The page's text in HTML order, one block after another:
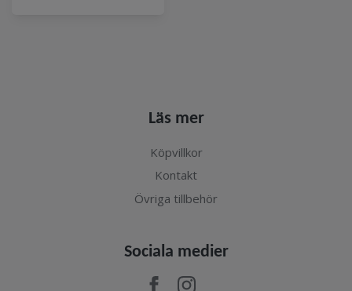
Läs mer
Köpvillkor
Kontakt
Övriga tillbehör
Sociala medier